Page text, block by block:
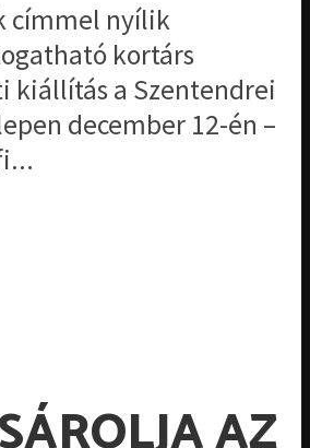
címmel nyílik
kortárs
kiállítás a Szentendrei
december 12-én –